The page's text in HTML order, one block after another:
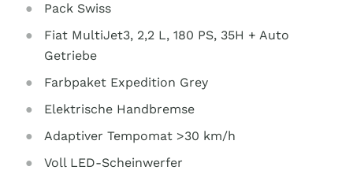
Pack Swiss
Fiat MultiJet3, 2,2 L, 180 PS, 35H + Auto
Getriebe
Farbpaket Expedition Grey
Elektrische Handbremse
Adaptiver Tempomat >30 km/h
Voll LED-Scheinwerfer